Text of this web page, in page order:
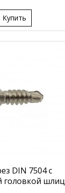
Купить
DIN 7504 с
головкой шлиц